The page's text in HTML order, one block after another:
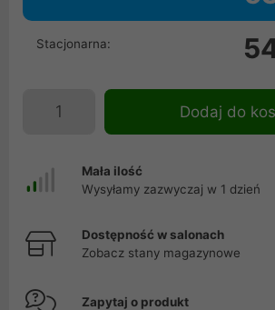
Stacjonarna:
Dodaj do
Mała ilość
Wysyłamy zazwyczaj w 1 dzień
Dostępność w salonach
Zobacz stany magazynowe
Zapytaj o produkt